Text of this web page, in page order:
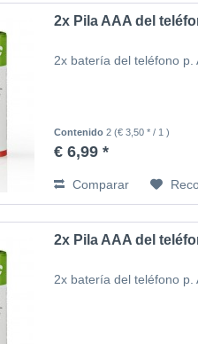
2x Pila AAA del
2x batería del teléfono p.
Contenido2(€ 3,50 * / 1 )
€ 6,99 *
Comparar
2x Pila AAA del
2x batería del teléfono p.